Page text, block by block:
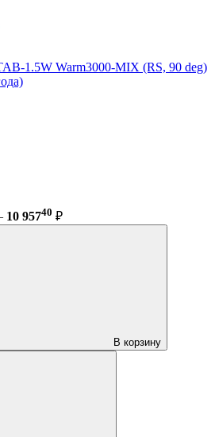
1.5W Warm3000-MIX (RS, 90 deg)
10 95740 ₽
В корзину